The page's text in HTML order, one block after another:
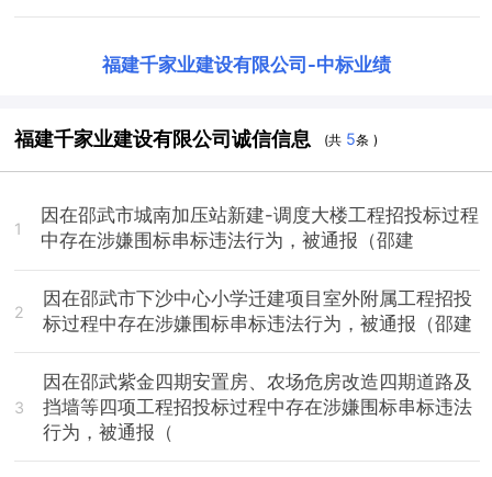
福建千家业建设有限公司 -中标业绩
福建千家业建设有限公司诚信信息 (共 5条 )
1
因在邵武市城南加压站新建-调度大楼工程招投标过程
中存在涉嫌围标串标违法行为，被通报（邵建
2
因在邵武市下沙中心小学迁建项目室外附属工程招投
标过程中存在涉嫌围标串标违法行为，被通报（邵建
3
因在邵武紫金四期安置房、农场危房改造四期道路及
挡墙等四项工程招投标过程中存在涉嫌围标串标违法
行为，被通报（